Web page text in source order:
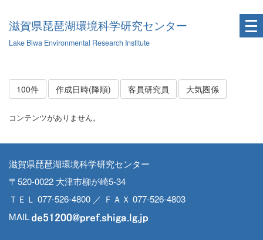
滋賀県琵琶湖環境科学研究センター
Lake Biwa Environmental Research Institute
100件 作成日時(降順) 客員研究員 大気圏係
コンテンツがありません。
滋賀県琵琶湖環境科学研究センター
〒520-0022 大津市柳が崎5-34
ＴＥＬ 077-526-4800 ／ ＦＡＸ 077-526-4803
MAIL